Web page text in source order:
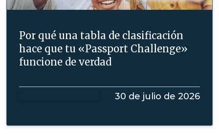
Por qué una tabla de clasificación
hace que tu «Passport Challenge»
funcione de verdad
30 de julio de 2026